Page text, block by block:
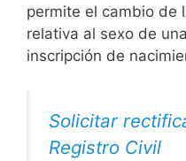
permite el cambio de
relativa al sexo de
inscripción de
Solicitar
Registro Civil